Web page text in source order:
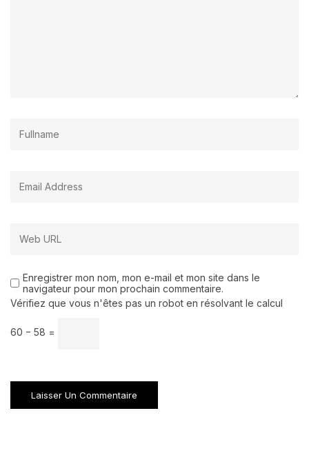
Enregistrer mon nom, mon e-mail et mon site dans le
navigateur pour mon prochain commentaire.
Vérifiez que vous n'êtes pas un robot en résolvant le calcul
60 − 58 =